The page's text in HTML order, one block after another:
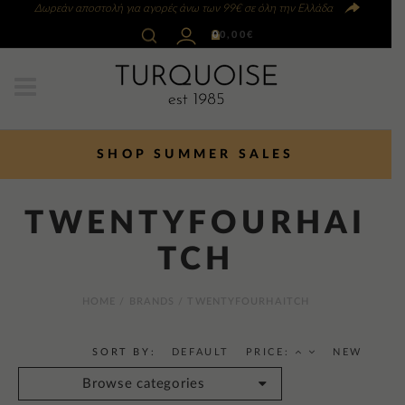
Δωρεάν αποστολή για αγορές άνω των 99€ σε όλη την Ελλάδα
00,00€
SHOP SUMMER SALES
TWENTYFOURHAI
TCH
SORT BY: DEFAULT PRICE: NEW
Browse categories